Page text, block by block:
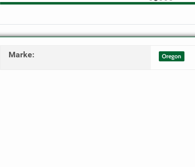
Marke: Oregon